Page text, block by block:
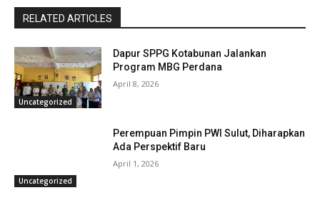
RELATED ARTICLES
Uncategorized
Dapur SPPG Kotabunan Jalankan
Program MBG Perdana
April 8, 2026
Uncategorized
Perempuan Pimpin PWI Sulut, Diharapkan
Ada Perspektif Baru
April 1, 2026